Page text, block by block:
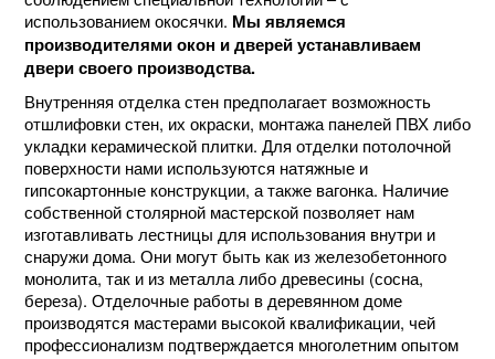
использованием окосячки. Мы являемся
производителями окон и дверей устанавливаем
двери своего производства.
Внутренняя отделка стен предполагает возможность
отшлифовки стен, их окраски, монтажа панелей ПВХ либо
укладки керамической плитки. Для отделки потолочной
поверхности нами используются натяжные и
гипсокартонные конструкции, а также вагонка. Наличие
собственной столярной мастерской позволяет нам
изготавливать лестницы для использования внутри и
снаружи дома. Они могут быть как из железобетонного
монолита, так и из металла либо древесины (сосна,
береза). Отделочные работы в деревянном доме
производятся мастерами высокой квалификации, чей
профессионализм подтверждается многолетним опытом